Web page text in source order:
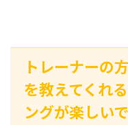
トレーナーの
を教えてくれ
ングが楽しい